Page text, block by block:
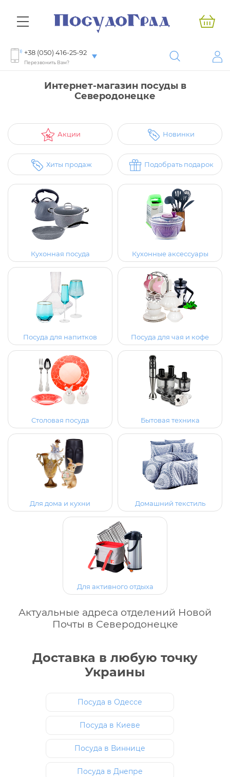
+38 (050) 416-25-92
Перезвонить Вам?
Интернет-магазин посуды в
Северодонецке
Акции Новинки
Хиты продаж Подобрать подарок
Кухонная посуда Кухонные аксессуары
Посуда для напитков Посуда для чая и кофе
Столовая посуда Бытовая техника
Для дома и кухни Домашний текстиль
Для активного отдыха
Актуальные адреса отделений Новой
Почты в Северодонецке
Доставка в любую точку
Украины
Посуда в Одессе
Посуда в Киеве
Посуда в Виннице
Посуда в Днепре